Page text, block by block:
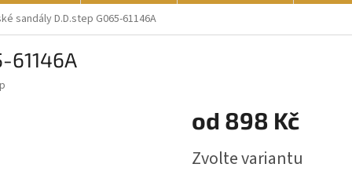
sandály D.D.step G065-61146A
61146A
od 898 Kč
cena:
Zvolte variantu